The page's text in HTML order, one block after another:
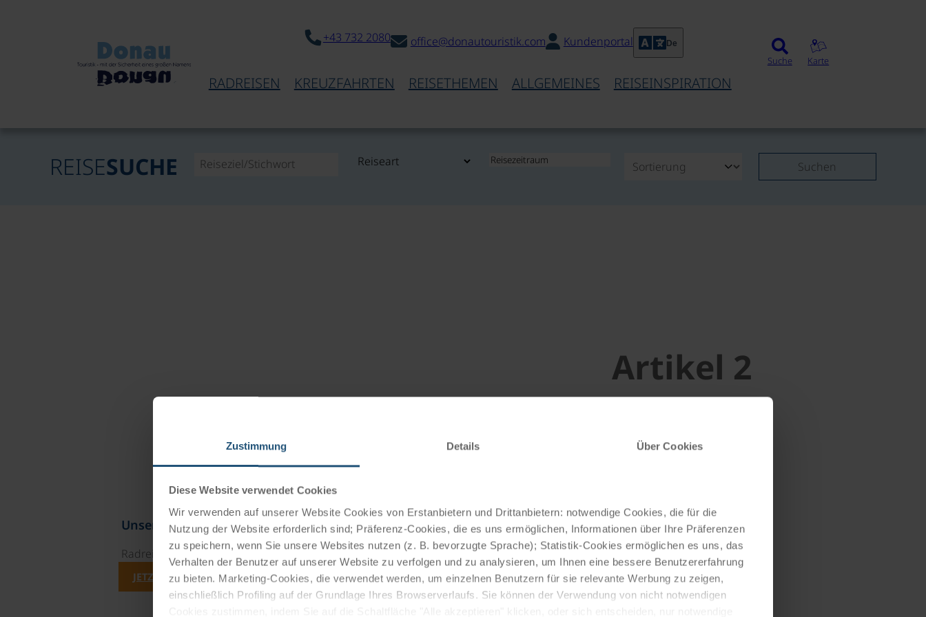
Zustimmung Details Über Cookies
Diese Website verwendet Cookies
Wir verwenden auf unserer Website Cookies von Erstanbietern und Drittanbietern: notwendige Cookies, die für die
Nutzung der Website erforderlich sind; Präferenz-Cookies, die es uns ermöglichen, Informationen über Ihre Präferenzen
zu speichern, wenn Sie unsere Websites nutzen (z. B. bevorzugte Sprache); Statistik-Cookies ermöglichen es uns, das
Verhalten der Benutzer auf unserer Website zu verfolgen und zu analysieren, um Ihnen eine bessere Benutzererfahrung
zu bieten. Marketing-Cookies, die verwendet werden, um einzelnen Benutzern für sie relevante Werbung zu zeigen,
einschließlich Profiling auf der Grundlage Ihres Browserverlaufs. Sie können der Verwendung von nicht notwendigen
+43 732 2080 office@donautouristik.com Kundenportal De
RADREISEN KREUZFAHRTEN REISETHEMEN ALLGEMEINES REISEINSPIRATION
Suche Karte
REISESUCHE Suchen
Artikel 2
Unsere Reisekataloge
Radreisen, Kreuzfahrten und Radkreuzfahrten
JETZT KOSTENFREI BESTELLEN